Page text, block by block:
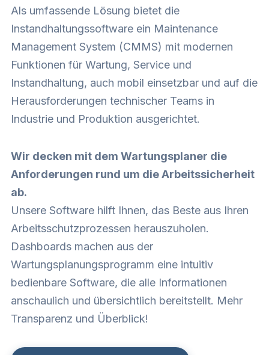
Als umfassende Lösung bietet die
Instandhaltungssoftware ein Maintenance
Management System (CMMS) mit modernen
Funktionen für Wartung, Service und
Instandhaltung, auch mobil einsetzbar und auf die
Herausforderungen technischer Teams in
Industrie und Produktion ausgerichtet.
Wir decken mit dem Wartungsplaner die
Anforderungen rund um die Arbeitssicherheit
ab.
Unsere Software hilft Ihnen, das Beste aus Ihren
Arbeitsschutzprozessen herauszuholen.
Dashboards machen aus der
Wartungsplanungsprogramm eine intuitiv
bedienbare Software, die alle Informationen
anschaulich und übersichtlich bereitstellt. Mehr
Transparenz und Überblick!